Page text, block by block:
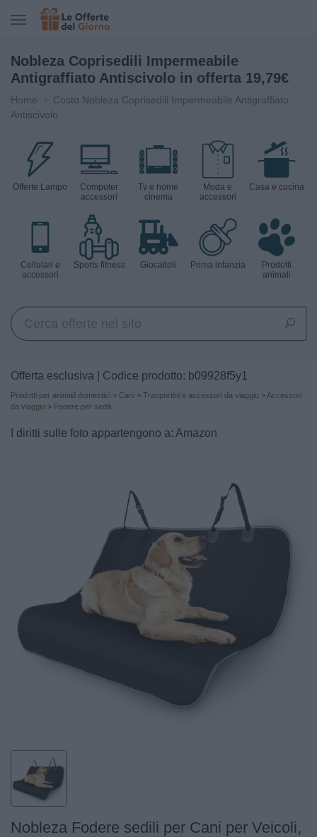
Nobleza Coprisedili Impermeabile
Antigraffiato Antiscivolo in offerta 19,79€
Home
Costo Nobleza Coprisedili Impermeabile Antigraffiato
Antiscivolo
Offerte Lampo
Computer
accessori
Tv e home
cinema
Moda e
accessori
Casa e cucina
Cellulari e
accessori
Sports fitness Giocattoli Prima infanzia
Prodotti
animali
Offerta esclusiva | Codice prodotto: b09928f5y1
Prodotti per animali domestici > Cani > Trasportini e accessori da viaggio > Accessori
da viaggio > Fodere per sedili
I diritti sulle foto appartengono a: Amazon
Nobleza Fodere sedili per Cani per Veicoli,